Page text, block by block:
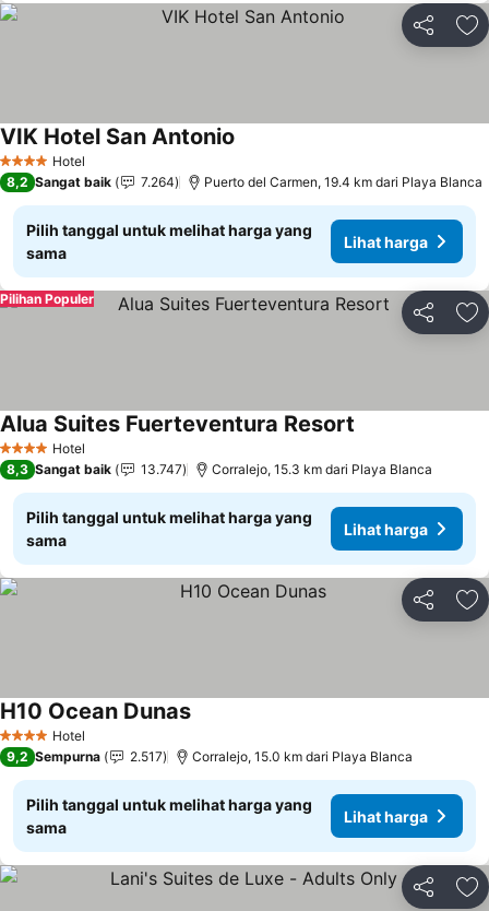
Bagikan
4 BintangHotel
VIK Hotel San Antonio
8,2 Sangat baik 7.264 Puerto del Carmen, 19.4 km dari Playa Blanca
Pilih tanggal untuk melihat harga yang
sama
Lihat harga
Bagikan
Pilihan Populer
4 BintangHotel
Alua Suites Fuerteventura Resort
8,3 Sangat baik 13.747 Corralejo, 15.3 km dari Playa Blanca
Pilih tanggal untuk melihat harga yang
sama
Lihat harga
Bagikan
4 BintangHotel
H10 Ocean DunasLihat harga
9,2 Sempurna 2.517 Corralejo, 15.0 km dari Playa Blanca
Pilih tanggal untuk melihat harga yang
sama
Lihat harga
Bagikan